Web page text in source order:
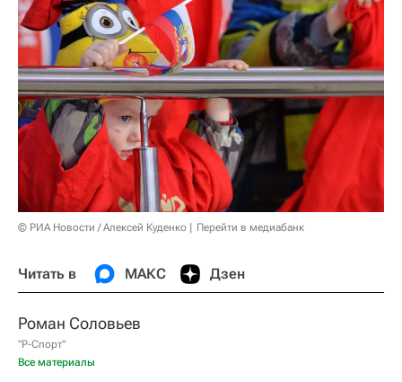
© РИА Новости / Алексей Куденко Перейти в медиабанк
Читать в МАКС Дзен
Роман Соловьев
"Р-Спорт"
Все материалы